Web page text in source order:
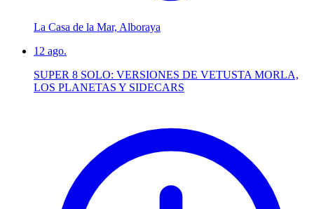
La Casa de la Mar, Alboraya
12 ago.
SUPER 8 SOLO: VERSIONES DE VETUSTA MORLA,
LOS PLANETAS Y SIDECARS